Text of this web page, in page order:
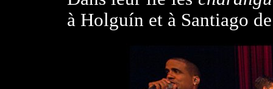
à Holguín et à Santiago